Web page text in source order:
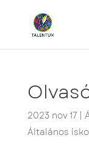
2023 nov 17|
Általános